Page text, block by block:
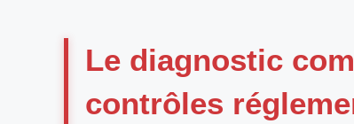
Le diagnostic
contrôles